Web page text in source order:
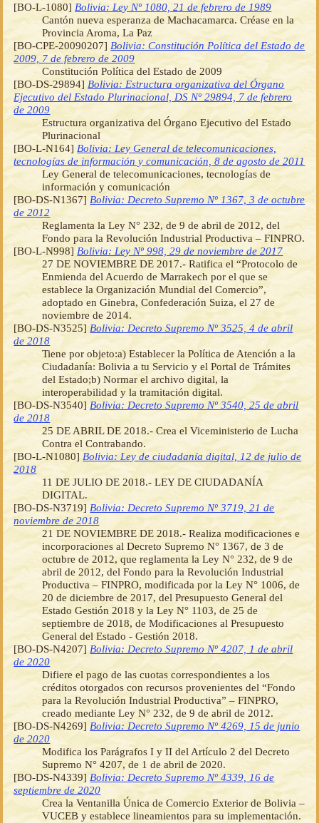
[BO-L-1080]Bolivia: Ley Nº 1080, 21 de febrero de 1989
Cantón nueva esperanza de Machacamarca. Créase en la
Provincia Aroma, La Paz
[BO-CPE-20090207]Bolivia: Constitución Política del Estado de
2009, 7 de febrero de 2009
Constitución Política del Estado de 2009
[BO-DS-29894]Bolivia: Estructura organizativa del Órgano
Ejecutivo del Estado Plurinacional, DS Nº 29894, 7 de febrero
de 2009
Estructura organizativa del Órgano Ejecutivo del Estado
Plurinacional
[BO-L-N164]Bolivia: Ley General de telecomunicaciones,
tecnologías de información y comunicación, 8 de agosto de 2011
Ley General de telecomunicaciones, tecnologías de
información y comunicación
[BO-DS-N1367]Bolivia: Decreto Supremo Nº 1367, 3 de octubre
de 2012
Reglamenta la Ley N° 232, de 9 de abril de 2012, del
Fondo para la Revolución Industrial Productiva – FINPRO.
[BO-L-N998]Bolivia: Ley Nº 998, 29 de noviembre de 2017
27 DE NOVIEMBRE DE 2017.- Ratifica el “Protocolo de
Enmienda del Acuerdo de Marrakech por el que se
establece la Organización Mundial del Comercio”,
adoptado en Ginebra, Confederación Suiza, el 27 de
noviembre de 2014.
[BO-DS-N3525]Bolivia: Decreto Supremo Nº 3525, 4 de abril
de 2018
Tiene por objeto:a) Establecer la Política de Atención a la
Ciudadanía: Bolivia a tu Servicio y el Portal de Trámites
del Estado;b) Normar el archivo digital, la
interoperabilidad y la tramitación digital.
[BO-DS-N3540]Bolivia: Decreto Supremo Nº 3540, 25 de abril
de 2018
25 DE ABRIL DE 2018.- Crea el Viceministerio de Lucha
Contra el Contrabando.
[BO-L-N1080]Bolivia: Ley de ciudadanía digital, 12 de julio de
2018
11 DE JULIO DE 2018.- LEY DE CIUDADANÍA
DIGITAL.
[BO-DS-N3719]Bolivia: Decreto Supremo Nº 3719, 21 de
noviembre de 2018
21 DE NOVIEMBRE DE 2018.- Realiza modificaciones e
incorporaciones al Decreto Supremo N° 1367, de 3 de
octubre de 2012, que reglamenta la Ley N° 232, de 9 de
abril de 2012, del Fondo para la Revolución Industrial
Productiva – FINPRO, modificada por la Ley N° 1006, de
20 de diciembre de 2017, del Presupuesto General del
Estado Gestión 2018 y la Ley N° 1103, de 25 de
septiembre de 2018, de Modificaciones al Presupuesto
General del Estado - Gestión 2018.
[BO-DS-N4207]Bolivia: Decreto Supremo Nº 4207, 1 de abril
de 2020
Difiere el pago de las cuotas correspondientes a los
créditos otorgados con recursos provenientes del “Fondo
para la Revolución Industrial Productiva” – FINPRO,
creado mediante Ley N° 232, de 9 de abril de 2012.
[BO-DS-N4269]Bolivia: Decreto Supremo Nº 4269, 15 de junio
de 2020
Modifica los Parágrafos I y II del Artículo 2 del Decreto
Supremo N° 4207, de 1 de abril de 2020.
[BO-DS-N4339]Bolivia: Decreto Supremo Nº 4339, 16 de
septiembre de 2020
Crea la Ventanilla Única de Comercio Exterior de Bolivia –
VUCEB y establece lineamientos para su implementación.